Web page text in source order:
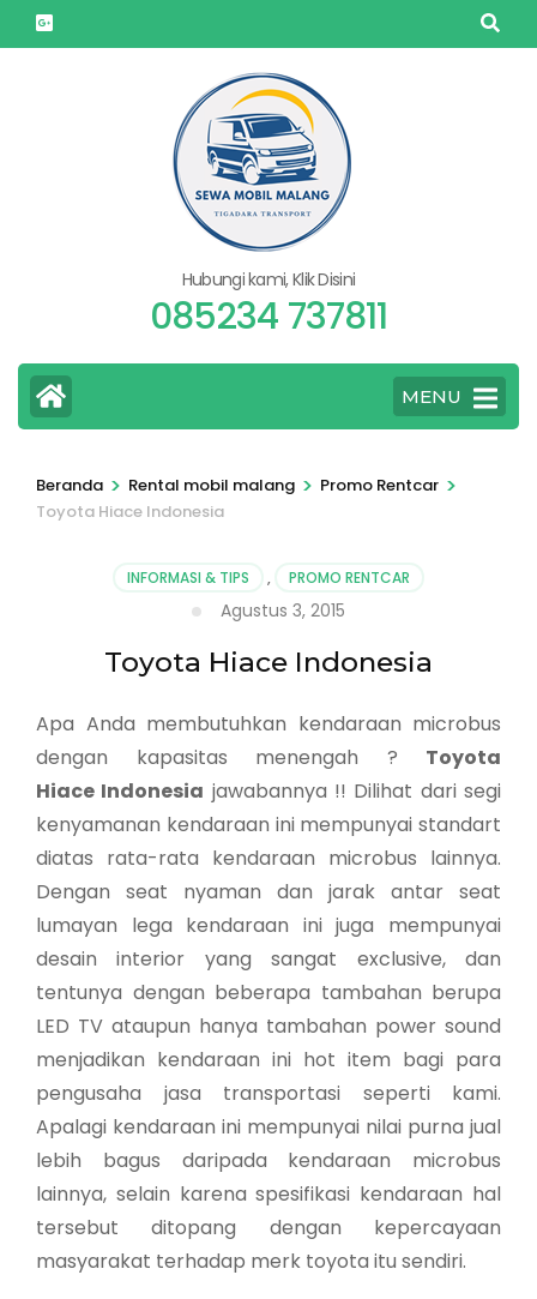
Lompat
ke
Hubungi kami, Klik Disini
085234 737811
MENU
Beranda > Rental mobil malang > Promo Rentcar >
Toyota Hiace Indonesia
INFORMASI & TIPS , PROMO RENTCAR
Agustus 3, 2015
Toyota Hiace Indonesia
Apa Anda membutuhkan kendaraan microbus
dengan kapasitas menengah ? Toyota
Hiace Indonesia jawabannya !! Dilihat dari segi
kenyamanan kendaraan ini mempunyai standart
diatas rata-rata kendaraan microbus lainnya.
Dengan seat nyaman dan jarak antar seat
lumayan lega kendaraan ini juga mempunyai
desain interior yang sangat exclusive, dan
tentunya dengan beberapa tambahan berupa
LED TV ataupun hanya tambahan power sound
menjadikan kendaraan ini hot item bagi para
pengusaha jasa transportasi seperti kami.
Apalagi kendaraan ini mempunyai nilai purna jual
lebih bagus daripada kendaraan microbus
lainnya, selain karena spesifikasi kendaraan hal
tersebut ditopang dengan kepercayaan
masyarakat terhadap merk toyota itu sendiri.